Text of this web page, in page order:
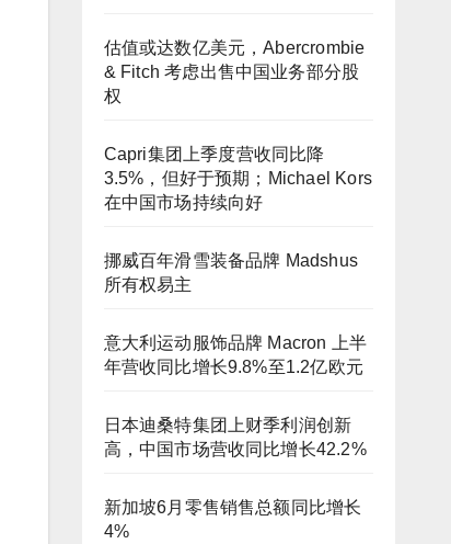
估值或达数亿美元，Abercrombie
& Fitch 考虑出售中国业务部分股
权
Capri集团上季度营收同比降
3.5%，但好于预期；Michael Kors
在中国市场持续向好
挪威百年滑雪装备品牌 Madshus
所有权易主
意大利运动服饰品牌 Macron 上半
年营收同比增长9.8%至1.2亿欧元
日本迪桑特集团上财季利润创新
高，中国市场营收同比增长42.2%
新加坡6月零售销售总额同比增长
4%